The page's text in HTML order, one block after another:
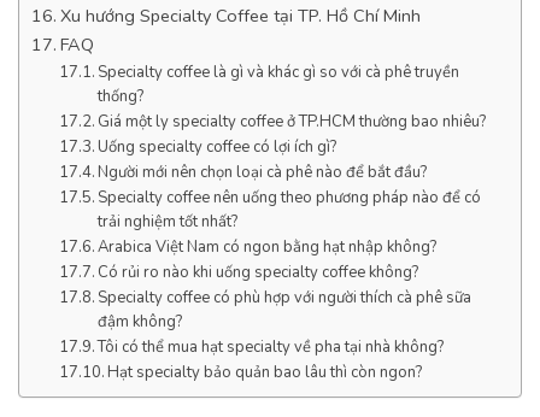
Xu hướng Specialty Coffee tại TP. Hồ Chí Minh
FAQ
Specialty coffee là gì và khác gì so với cà phê truyền
thống?
Giá một ly specialty coffee ở TP.HCM thường bao nhiêu?
Uống specialty coffee có lợi ích gì?
Người mới nên chọn loại cà phê nào để bắt đầu?
Specialty coffee nên uống theo phương pháp nào để có
trải nghiệm tốt nhất?
Arabica Việt Nam có ngon bằng hạt nhập không?
Có rủi ro nào khi uống specialty coffee không?
Specialty coffee có phù hợp với người thích cà phê sữa
đậm không?
Tôi có thể mua hạt specialty về pha tại nhà không?
Hạt specialty bảo quản bao lâu thì còn ngon?